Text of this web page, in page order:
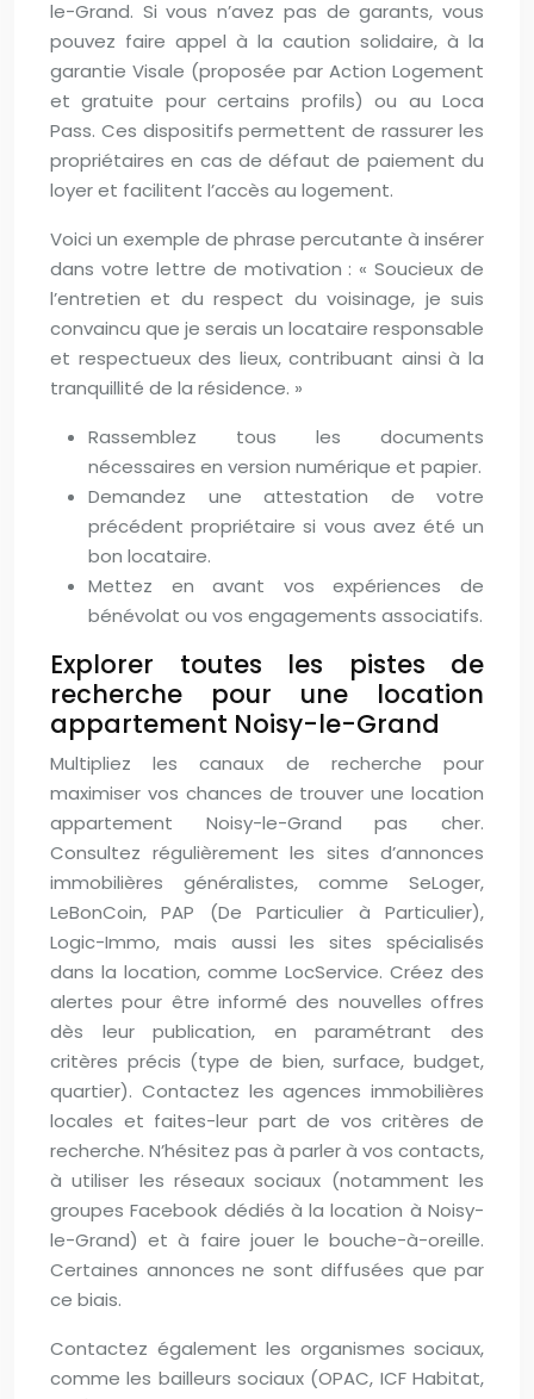
le-Grand. Si vous n’avez pas de garants, vous
pouvez faire appel à la caution solidaire, à la
garantie Visale (proposée par Action Logement
et gratuite pour certains profils) ou au Loca
Pass. Ces dispositifs permettent de rassurer les
propriétaires en cas de défaut de paiement du
loyer et facilitent l’accès au logement.
Voici un exemple de phrase percutante à insérer
dans votre lettre de motivation : « Soucieux de
l’entretien et du respect du voisinage, je suis
convaincu que je serais un locataire responsable
et respectueux des lieux, contribuant ainsi à la
tranquillité de la résidence. »
Rassemblez tous les documents
nécessaires en version numérique et papier.
Demandez une attestation de votre
précédent propriétaire si vous avez été un
bon locataire.
Mettez en avant vos expériences de
bénévolat ou vos engagements associatifs.
Explorer toutes les pistes de
recherche pour une location
appartement Noisy-le-Grand
Multipliez les canaux de recherche pour
maximiser vos chances de trouver une location
appartement Noisy-le-Grand pas cher.
Consultez régulièrement les sites d’annonces
immobilières généralistes, comme SeLoger,
LeBonCoin, PAP (De Particulier à Particulier),
Logic-Immo, mais aussi les sites spécialisés
dans la location, comme LocService. Créez des
alertes pour être informé des nouvelles offres
dès leur publication, en paramétrant des
critères précis (type de bien, surface, budget,
quartier). Contactez les agences immobilières
locales et faites-leur part de vos critères de
recherche. N’hésitez pas à parler à vos contacts,
à utiliser les réseaux sociaux (notamment les
groupes Facebook dédiés à la location à Noisy-
le-Grand) et à faire jouer le bouche-à-oreille.
Certaines annonces ne sont diffusées que par
ce biais.
Contactez également les organismes sociaux,
comme les bailleurs sociaux (OPAC, ICF Habitat,